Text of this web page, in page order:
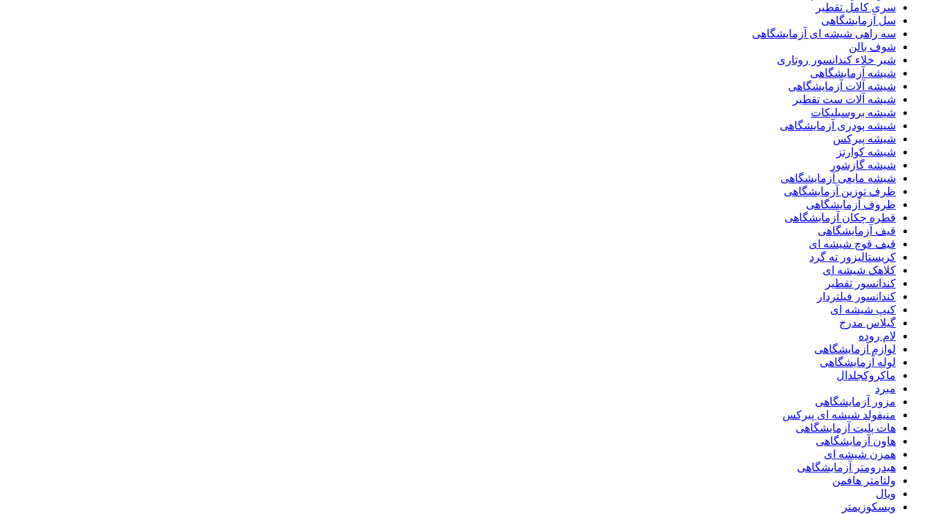
سری کامل تقطیر
سل آزمایشگاهی
سه راهی شیشه ای آزمایشگاهی
شوف بالن
شیر خلاء کندانسور روتاری
شیشه آزمایشگاهی
شیشه آلات آزمایشگاهی
شیشه آلات ست تقطیر
شیشه بروسیلیکات
شیشه پودری آزمایشگاهی
شیشه پیرکس
شیشه کوارتز
شیشه گازشور
شیشه مایعی آزمایشگاهی
ظرف توزین آزمایشگاهی
ظروف آزمایشگاهی
قطره چکان آزمایشگاهی
قیف آزمایشگاهی
قیف قوچ شیشه ای
کریستالیزور ته گرد
کلاهک شیشه ای
کندانسور تقطیر
کندانسور فیلتردار
کیپ شیشه ای
گیلاس مدرج
لام روده
لوازم آزمایشگاهی
لوله آزمایشگاهی
ماکروکجلدال
مبرد
مزور آزمایشگاهی
منیفولد شیشه ای پیرکس
هات پلیت آزمایشگاهی
هاون آزمایشگاهی
همزن شیشه ای
هیدرومتر آزمایشگاهی
ولتامتر هافمن
ویال
ویسکوزیمتر